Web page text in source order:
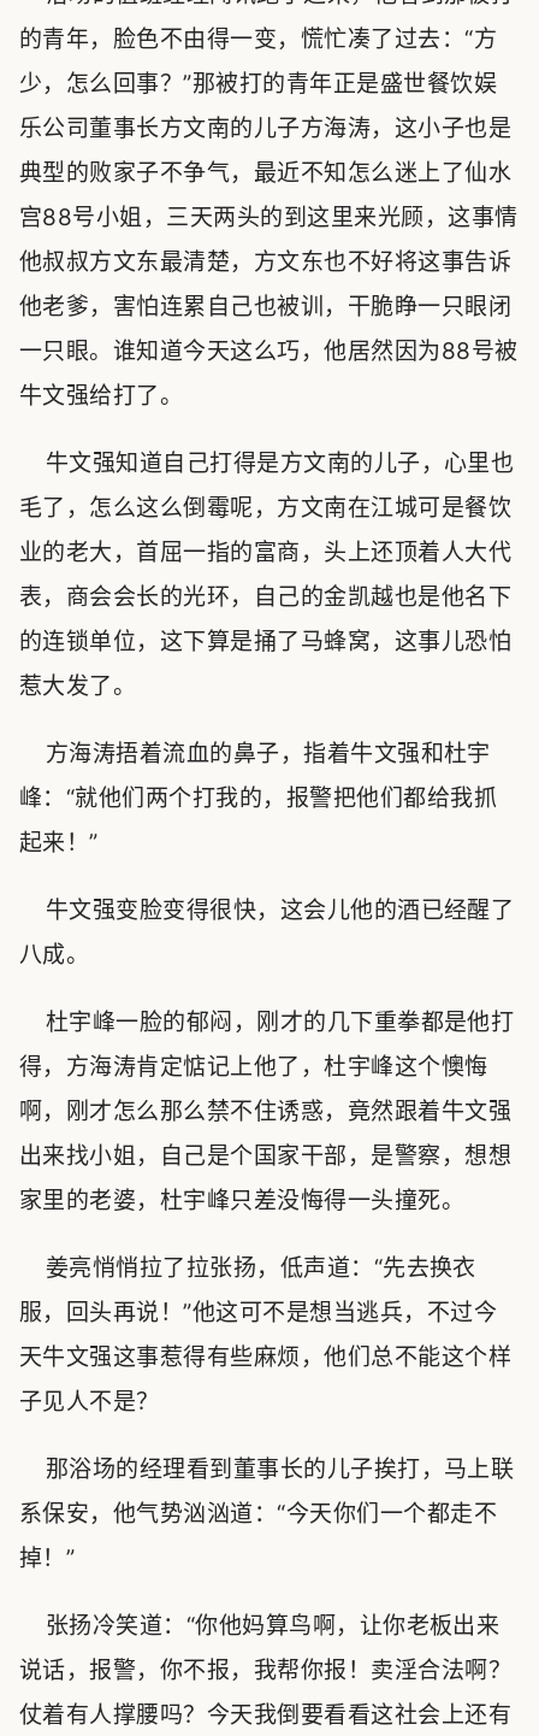
的青年，脸色不由得一变，慌忙凑了过去：“方
少，怎么回事？”那被打的青年正是盛世餐饮娱
乐公司董事长方文南的儿子方海涛，这小子也是
典型的败家子不争气，最近不知怎么迷上了仙水
宫88号小姐，三天两头的到这里来光顾，这事情
他叔叔方文东最清楚，方文东也不好将这事告诉
他老爹，害怕连累自己也被训，干脆睁一只眼闭
一只眼。谁知道今天这么巧，他居然因为88号被
牛文强给打了。
牛文强知道自己打得是方文南的儿子，心里也
毛了，怎么这么倒霉呢，方文南在江城可是餐饮
业的老大，首屈一指的富商，头上还顶着人大代
表，商会会长的光环，自己的金凯越也是他名下
的连锁单位，这下算是捅了马蜂窝，这事儿恐怕
惹大发了。
方海涛捂着流血的鼻子，指着牛文强和杜宇
峰：“就他们两个打我的，报警把他们都给我抓
起来！”
牛文强变脸变得很快，这会儿他的酒已经醒了
八成。
杜宇峰一脸的郁闷，刚才的几下重拳都是他打
得，方海涛肯定惦记上他了，杜宇峰这个懊悔
啊，刚才怎么那么禁不住诱惑，竟然跟着牛文强
出来找小姐，自己是个国家干部，是警察，想想
家里的老婆，杜宇峰只差没悔得一头撞死。
姜亮悄悄拉了拉张扬，低声道：“先去换衣
服，回头再说！”他这可不是想当逃兵，不过今
天牛文强这事惹得有些麻烦，他们总不能这个样
子见人不是？
那浴场的经理看到董事长的儿子挨打，马上联
系保安，他气势汹汹道：“今天你们一个都走不
掉！”
张扬冷笑道：“你他妈算鸟啊，让你老板出来
说话，报警，你不报，我帮你报！卖淫合法啊？
仗着有人撑腰吗？今天我倒要看看这社会上还有